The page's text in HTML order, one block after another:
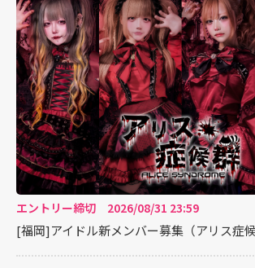
エントリー締切 2026/08/31 23:59
[福岡]アイドル新メンバー募集（アリス症候